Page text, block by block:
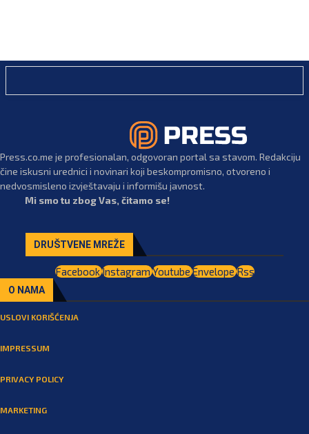
Press.co.me je profesionalan, odgovoran portal sa stavom. Redakciju
čine iskusni urednici i novinari koji beskompromisno, otvoreno i
nedvosmisleno izvještavaju i informišu javnost.
Mi smo tu zbog Vas, čitamo se!
DRUŠTVENE MREŽE
FacebookInstagramYoutubeEnvelopeRss
O NAMA
USLOVI KORIŠĆENJA
IMPRESSUM
PRIVACY POLICY
MARKETING